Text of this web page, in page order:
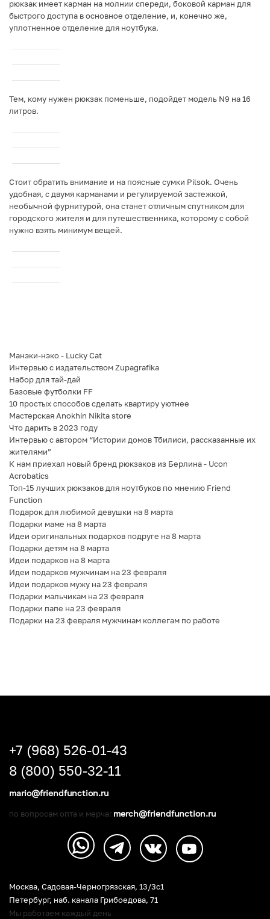
рюкзак имеет карман на молнии спереди, боковой карман для
быстрого доступа в основное отделение, и, конечно же,
уплотненное отделение для ноутбука.
Тем, кому нужен рюкзак поменьше, подойдет модель N9 на 16
литров.
Стоит обратить внимание и на поясные сумки Pilsok. Очень
удобная, с двумя карманами и регулируемой застежкой,
необычной фурнитурой, она станет отличным спутником для
городского жителя и для путешественника, которому с собой
нужно взять минимум вещей.
Манэки-нэко - Lucky Cat
Интервью с издательством Zupagrafika
Набор для тай-дай
Базовые футболки FF
10 простых способов сделать квартиру уютнее
Мастерская Anokhin Nikita store
Что дарить в 2023 году
Интервью с автором “Истории домов Тбилиси, рассказанные их
жителями”
К нам приехал новый бренд рюкзаков из Берлина - Ucon
Acrobatics
Топ-15 лучших рюкзаков для ноутбуков по мнению Friend
Function
Подарок для любимой девушки на 8 марта
Подарки маме на 8 марта
Идеи оригинальных подарков подруге на 8 марта
Подарки детям на 8 марта
Идеи подарков на 8 марта
Идеи подарков мужчинам на 23 февраля
Идеи подарков мужу на 23 февраля
Подарки мальчикам на 23 февраля
Подарки папе на 23 февраля
Подарки на 23 февраля мужчинам коллегам по работе
Москва, Садовая-Черногрязская, 13/3c1
Петербург, наб. канала Грибоедова, 71
Мы работаем каждый день
+7 (968) 526-01-43
8 (800) 550-32-11
mario@friendfunction.ru
по вопросам опта и мерча: merch@friendfunction.ru